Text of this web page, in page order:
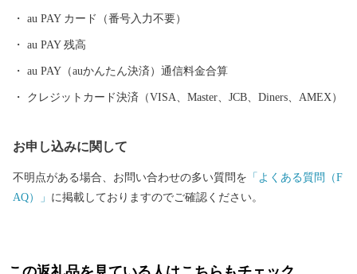
au PAY カード（番号入力不要）
au PAY 残高
au PAY（auかんたん決済）通信料金合算
クレジットカード決済（VISA、Master、JCB、Diners、AMEX）
お申し込みに関して
不明点がある場合、お問い合わせの多い質問を 「よくある質問（F
AQ）」 に掲載しておりますのでご確認ください。